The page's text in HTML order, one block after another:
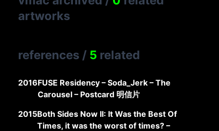
artworks
references / 5 related
2016FUSE Residency – Soda_Jerk – The
Carousel – Postcard 明信片
2015Both Sides Now II: It Was the Best Of
Times, it was the worst of times? –